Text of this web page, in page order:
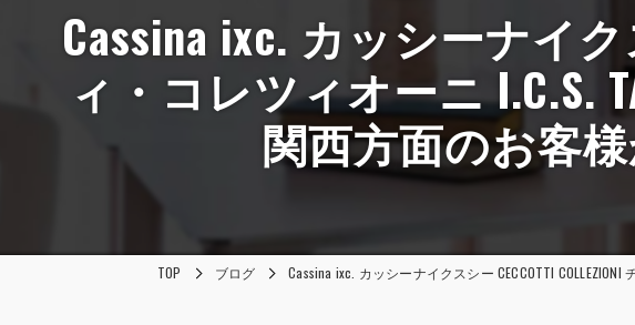
Cassina ixc. カッシーナイク
ィ・コレツィオーニ I.C.S.
関西方面のお客
TOP ブログ Cassina ixc. カッシーナイクスシー CECCOTTI